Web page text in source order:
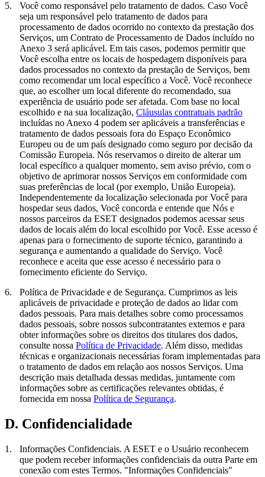
5.
Você como responsável pelo tratamento de dados. Caso Você
seja um responsável pelo tratamento de dados para
processamento de dados ocorrido no contexto da prestação dos
Serviços, um Contrato de Processamento de Dados incluído no
Anexo 3 será aplicável. Em tais casos, podemos permitir que
Você escolha entre os locais de hospedagem disponíveis para
dados processados no contexto da prestação de Serviços, bem
como recomendar um local específico a Você. Você reconhece
que, ao escolher um local diferente do recomendado, sua
experiência de usuário pode ser afetada. Com base no local
escolhido e na sua localização, Cláusulas contratuais padrão
incluídas no Anexo 4 podem ser aplicáveis a transferências e
tratamento de dados pessoais fora do Espaço Econômico
Europeu ou de um país designado como seguro por decisão da
Comissão Europeia. Nós reservamos o direito de alterar um
local específico a qualquer momento, sem aviso prévio, com o
objetivo de aprimorar nossos Serviços em conformidade com
suas preferências de local (por exemplo, União Europeia).
Independentemente da localização selecionada por Você para
hospedar seus dados, Você concorda e entende que Nós e
nossos parceiros da ESET designados podemos acessar seus
dados de locais além do local escolhido por Você. Esse acesso é
apenas para o fornecimento de suporte técnico, garantindo a
segurança e aumentando a qualidade do Serviço. Você
reconhece e aceita que esse acesso é necessário para o
fornecimento eficiente do Serviço.
6.
Política de Privacidade e de Segurança. Cumprimos as leis
aplicáveis de privacidade e proteção de dados ao lidar com
dados pessoais. Para mais detalhes sobre como processamos
dados pessoais, sobre nossos subcontratantes externos e para
obter informações sobre os direitos dos titulares dos dados,
consulte nossa Política de Privacidade. Além disso, medidas
técnicas e organizacionais necessárias foram implementadas para
o tratamento de dados em relação aos nossos Serviços. Uma
descrição mais detalhada dessas medidas, juntamente com
informações sobre as certificações relevantes obtidas, é
fornecida em nossa Política de Segurança.
D. Confidencialidade
1. Informações Confidenciais. A ESET e o Usuário reconhecem
que podem receber informações confidenciais da outra Parte em
conexão com estes Termos. "Informações Confidenciais"